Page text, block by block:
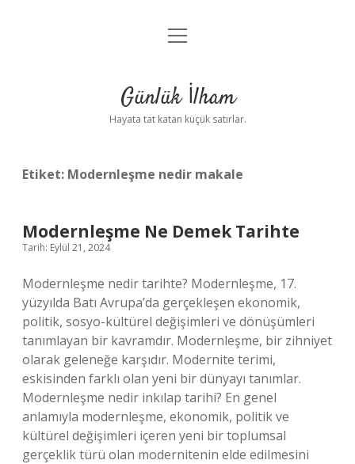
Anasayfa
Yasal Uyarı
menüyü
Günlük İlham
Hayata tat katan küçük satırlar.
Etiket: Modernleşme nedir makale
Modernleşme Ne Demek Tarihte
Tarih: Eylül 21, 2024
Modernleşme nedir tarihte? Modernleşme, 17.
yüzyılda Batı Avrupa’da gerçekleşen ekonomik,
politik, sosyo-kültürel değişimleri ve dönüşümleri
tanımlayan bir kavramdır. Modernleşme, bir zihniyet
olarak geleneğe karşıdır. Modernite terimi,
eskisinden farklı olan yeni bir dünyayı tanımlar.
Modernleşme nedir inkılap tarihi? En genel
anlamıyla modernleşme, ekonomik, politik ve
kültürel değişimleri içeren yeni bir toplumsal
gerçeklik türü olan modernitenin elde edilmesini